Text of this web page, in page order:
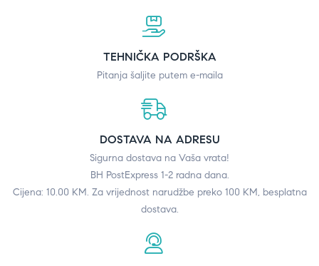
TEHNIČKA PODRŠKA
Pitanja šaljite putem e-maila
DOSTAVA NA ADRESU
Sigurna dostava na Vaša vrata!
BH PostExpress 1-2 radna dana.
Cijena: 10.00 KM. Za vrijednost narudžbe preko 100 KM, besplatna
dostava.